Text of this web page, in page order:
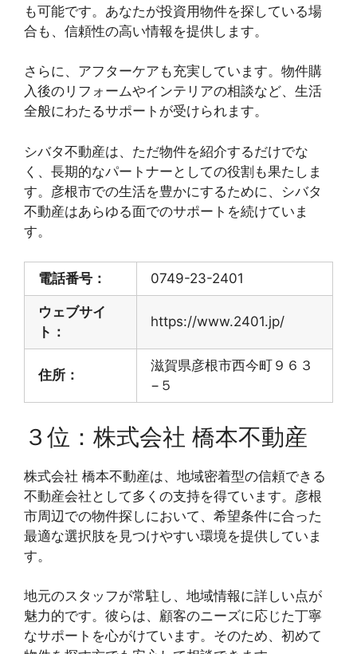
も可能です。あなたが投資用物件を探している場
合も、信頼性の高い情報を提供します。
さらに、アフターケアも充実しています。物件購
入後のリフォームやインテリアの相談など、生活
全般にわたるサポートが受けられます。
シバタ不動産は、ただ物件を紹介するだけでな
く、長期的なパートナーとしての役割も果たしま
す。彦根市での生活を豊かにするために、シバタ
不動産はあらゆる面でのサポートを続けていま
す。
電話番号： 0749-23-2401
ウェブサイ
ト：
https://www.2401.jp/
住所：
滋賀県彦根市西今町９６３
−５
３位：株式会社 橋本不動産
株式会社 橋本不動産は、地域密着型の信頼できる
不動産会社として多くの支持を得ています。彦根
市周辺での物件探しにおいて、希望条件に合った
最適な選択肢を見つけやすい環境を提供していま
す。
地元のスタッフが常駐し、地域情報に詳しい点が
魅力的です。彼らは、顧客のニーズに応じた丁寧
なサポートを心がけています。そのため、初めて